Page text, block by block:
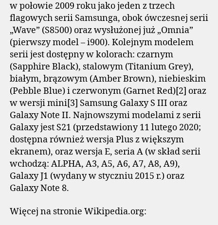
w połowie 2009 roku jako jeden z trzech
flagowych serii Samsunga, obok ówczesnej serii
„Wave” (S8500) oraz wysłużonej już „Omnia”
(pierwszy model – i900). Kolejnym modelem
serii jest dostępny w kolorach: czarnym
(Sapphire Black), stalowym (Titanium Grey),
białym, brązowym (Amber Brown), niebieskim
(Pebble Blue) i czerwonym (Garnet Red)[2] oraz
w wersji mini[3] Samsung Galaxy S III oraz
Galaxy Note II. Najnowszymi modelami z serii
Galaxy jest S21 (przedstawiony 11 lutego 2020;
dostępna również wersja Plus z większym
ekranem), oraz wersja E, seria A (w skład serii
wchodzą: ALPHA, A3, A5, A6, A7, A8, A9),
Galaxy J1 (wydany w styczniu 2015 r.) oraz
Galaxy Note 8.
Więcej na stronie Wikipedia.org: